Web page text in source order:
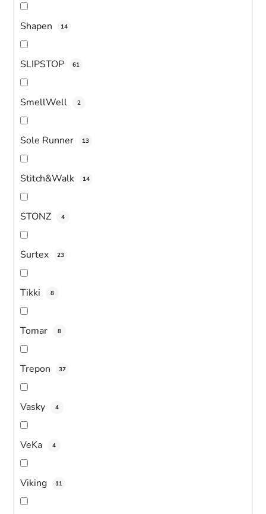
Shapen 14
SLIPSTOP 61
SmellWell 2
Sole Runner 13
Stitch&Walk 14
STONZ 4
Surtex 23
Tikki 8
Tomar 8
Trepon 37
Vasky 4
VeKa 4
Viking 11